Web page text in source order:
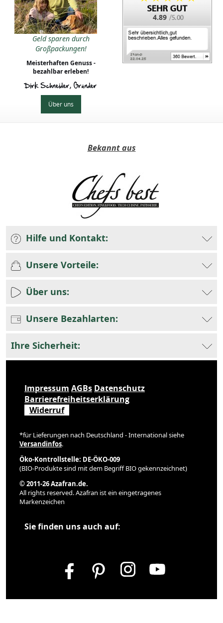
Geld sparen durch
Großpackungen!
Meisterhaften Genuss -
bezahlbar erleben!
Dirk Schneider, Gründer
Über uns
4.89
Bekannt aus
Hilfe und Kontakt:
Unsere Vorteile:
Über uns:
Unsere Bezahlarten:
Ihre Sicherheit:
Impressum AGBs Datenschutz
Barrierefreiheitserklärung
Widerruf
*für Lieferungen nach Deutschland - International siehe
Versandinfos.
Öko-Kontrollstelle: DE-ÖKO-009
(BIO-Produkte sind mit dem Begriff BIO gekennzeichnet)
© 2011-26 Azafran.de.
All rights reserved. Azafran ist ein eingetragenes
Markenzeichen
Sie finden uns auch auf: